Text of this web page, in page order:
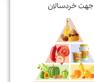
جهت خردسالان